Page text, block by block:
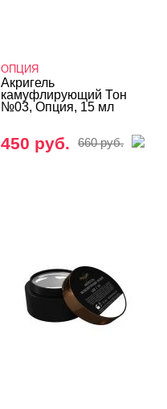
ОПЦИЯ
Акригель
камуфлирующий Тон
№03, Опция, 15 мл
450 руб. 660 руб.